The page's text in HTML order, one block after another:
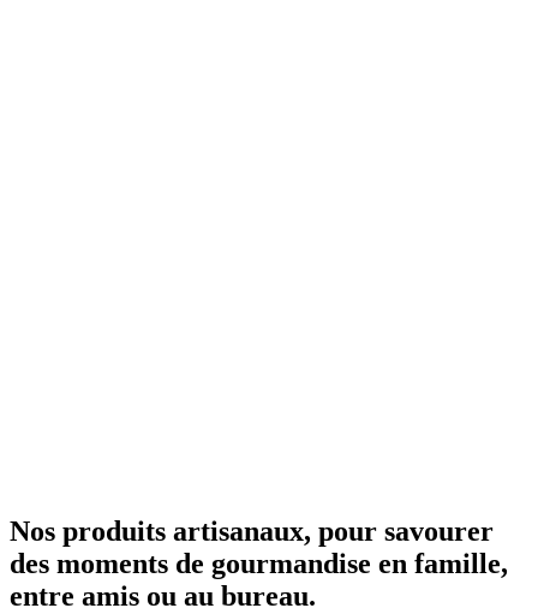
Nos produits artisanaux, pour savourer
des moments de gourmandise en famille,
entre amis ou au bureau.